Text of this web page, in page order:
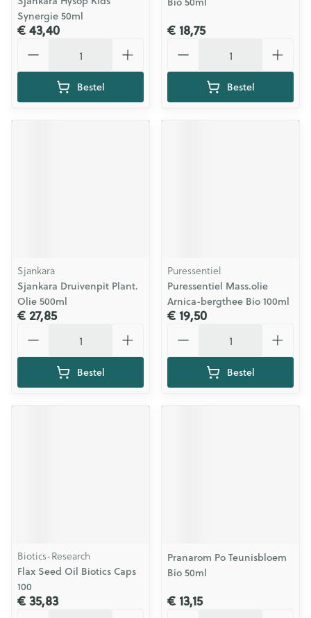
Synergie 50ml
€ 43,40
Bestel
€ 18,75
Bestel
Sjankara
Sjankara Druivenpit Plant.
Olie 500ml
€ 27,85
Bestel
Puressentiel
Puressentiel Mass.olie
Arnica-bergthee Bio 100ml
€ 19,50
Bestel
Biotics-Research
Flax Seed Oil Biotics Caps
100
€ 35,83
Pranarom Po Teunisbloem
Bio 50ml
€ 13,15